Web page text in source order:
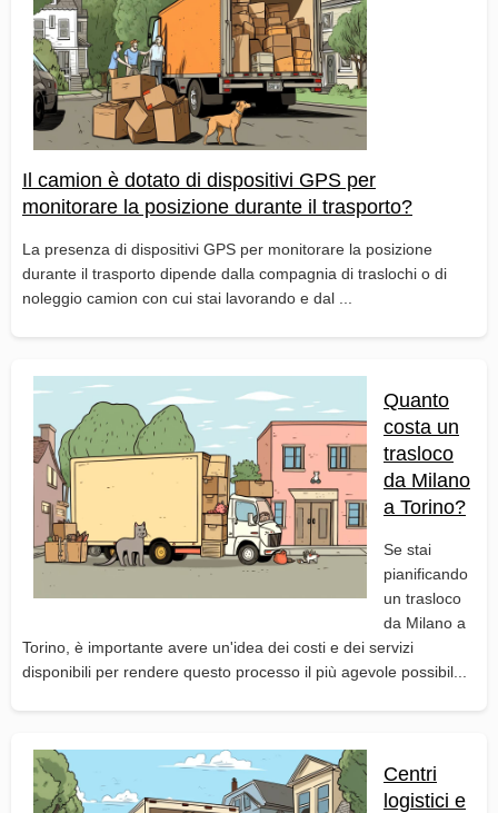
Il camion è dotato di dispositivi GPS per
monitorare la posizione durante il trasporto?
La presenza di dispositivi GPS per monitorare la posizione
durante il trasporto dipende dalla compagnia di traslochi o di
noleggio camion con cui stai lavorando e dal ...
Quanto
costa un
trasloco
da Milano
a Torino?
Se stai
pianificando
un trasloco
da Milano a
Torino, è importante avere un'idea dei costi e dei servizi
disponibili per rendere questo processo il più agevole possibil...
Centri
logistici e